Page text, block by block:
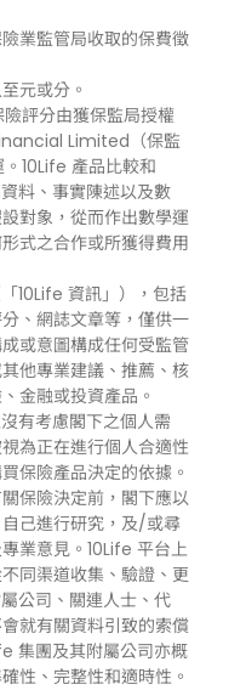
業監管局收取的保費徵
元或分。
評分由獲保監局授權
Limited（保監
10Life 產品比較和
料、事實陳述以及數
對象，從而作出數學運
式之合作或所獲得費用
10Life 資訊」），包括
、網誌文章等，僅供一
或意圖構成任何受監管
他專業建議、推薦、核
金融或投資產品。
有考慮閣下之個人需
為正在進行個人合適性
保險產品決定的依據。
保險決定前，閣下應以
己進行研究，及/或尋
業意見。10Life 平台上
同渠道收集、驗證、更
公司、關連人士、代
就有關資料引致的索償
集團及其附屬公司亦概
性、完整性和適時性。